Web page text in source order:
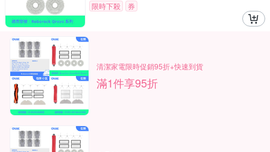
限時下殺
券
清潔家電限時促銷95折+快速到貨
滿1件享95折